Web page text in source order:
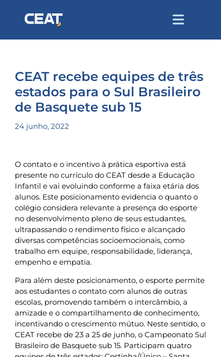
CEAT recebe equipes de três
estados para o Sul Brasileiro
de Basquete sub 15
24 junho, 2022
O contato e o incentivo à prática esportiva está
presente no currículo do CEAT desde a Educação
Infantil e vai evoluindo conforme a faixa etária dos
alunos. Este posicionamento evidencia o quanto o
colégio considera relevante a presença do esporte
no desenvolvimento pleno de seus estudantes,
ultrapassando o rendimento físico e alcançado
diversas competências socioemocionais, como
trabalho em equipe, responsabilidade, liderança,
empenho e empatia.
Para além deste posicionamento, o esporte permite
aos estudantes o contato com alunos de outras
escolas, promovendo também o intercâmbio, a
amizade e o compartilhamento de conhecimento,
incentivando o crescimento mútuo. Neste sentido, o
CEAT recebe de 23 a 25 de junho, o Campeonato Sul
Brasileiro de Basquete sub 15. Participam quatro